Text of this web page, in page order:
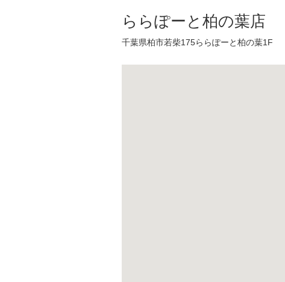
ららぽーと柏の葉店
千葉県柏市若柴175ららぽーと柏の葉1F